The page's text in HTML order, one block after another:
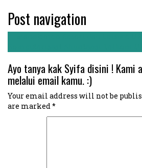
Post navigation
Ayo tanya kak Syifa disini ! Kami
melalui email kamu. :)
Your email address will not be
are marked*